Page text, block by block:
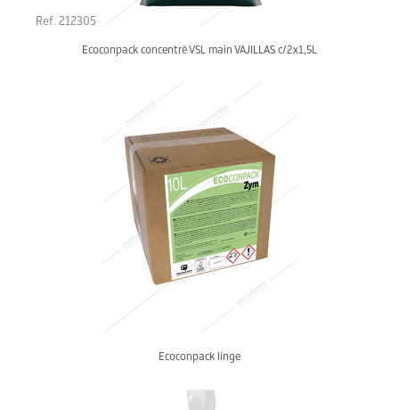
Ref. 212305
Ecoconpack concentré VSL main VAJILLAS c/2x1,5L
Ecoconpack linge